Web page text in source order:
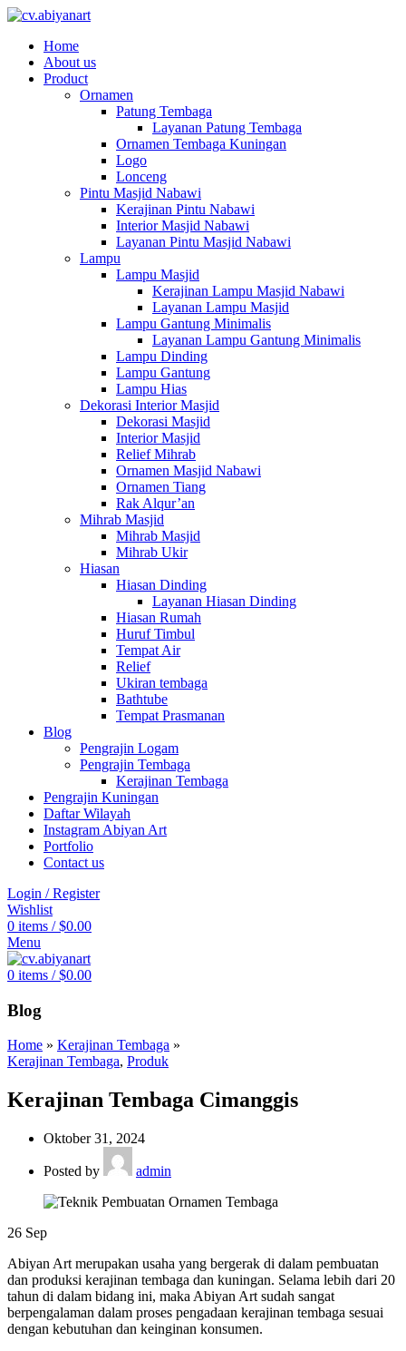
Home
About us
Product
Ornamen
Patung Tembaga
Layanan Patung Tembaga
Ornamen Tembaga Kuningan
Logo
Lonceng
Pintu Masjid Nabawi
Kerajinan Pintu Nabawi
Interior Masjid Nabawi
Layanan Pintu Masjid Nabawi
Lampu
Lampu Masjid
Kerajinan Lampu Masjid Nabawi
Layanan Lampu Masjid
Lampu Gantung Minimalis
Layanan Lampu Gantung Minimalis
Lampu Dinding
Lampu Gantung
Lampu Hias
Dekorasi Interior Masjid
Dekorasi Masjid
Interior Masjid
Relief Mihrab
Ornamen Masjid Nabawi
Ornamen Tiang
Rak Alqur’an
Mihrab Masjid
Mihrab Masjid
Mihrab Ukir
Hiasan
Hiasan Dinding
Layanan Hiasan Dinding
Hiasan Rumah
Huruf Timbul
Tempat Air
Relief
Ukiran tembaga
Bathtube
Tempat Prasmanan
Blog
Pengrajin Logam
Pengrajin Tembaga
Kerajinan Tembaga
Pengrajin Kuningan
Daftar Wilayah
Instagram Abiyan Art
Portfolio
Contact us
Login / Register
Wishlist
0 items / $0.00
Menu
0 items / $0.00
Blog
Home » Kerajinan Tembaga »
Kerajinan Tembaga, Produk
Kerajinan Tembaga Cimanggis
Oktober 31, 2024
Posted by admin
26 Sep
Abiyan Art merupakan usaha yang bergerak di dalam pembuatan
dan produksi kerajinan tembaga dan kuningan. Selama lebih dari 20
tahun di dalam bidang ini, maka Abiyan Art sudah sangat
berpengalaman dalam proses pengadaan kerajinan tembaga sesuai
dengan kebutuhan dan keinginan konsumen.